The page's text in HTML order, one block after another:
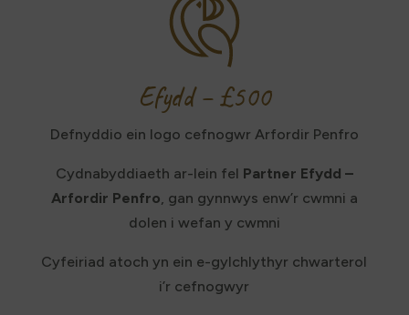
Efydd – £500
Defnyddio ein logo cefnogwr Arfordir Penfro
Cydnabyddiaeth ar-lein fel Partner Efydd –
Arfordir Penfro, gan gynnwys enw’r cwmni a
dolen i wefan y cwmni
Cyfeiriad atoch yn ein e-gylchlythyr chwarterol
i’r cefnogwyr